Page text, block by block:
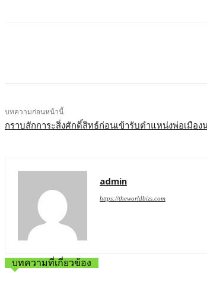
บทความก่อนหน้านี้
กราบสักการะสิ่งศักดิ์สิทธ์ก่อนเข้ารับตำแหน่งพ่อเมือง
admin
https://theworldbizs.com
บทความที่เกี่ยวข้อง